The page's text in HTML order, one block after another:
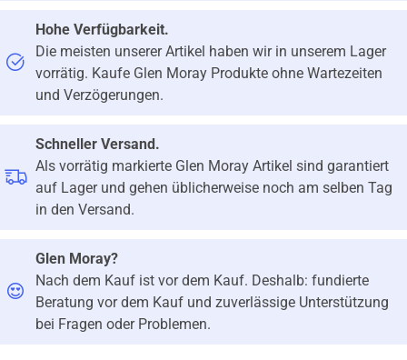
Hohe Verfügbarkeit.
Die meisten unserer Artikel haben wir in unserem Lager
vorrätig. Kaufe Glen Moray Produkte ohne Wartezeiten
und Verzögerungen.
Schneller Versand.
Als vorrätig markierte Glen Moray Artikel sind garantiert
auf Lager und gehen üblicherweise noch am selben Tag
in den Versand.
Glen Moray?
Nach dem Kauf ist vor dem Kauf. Deshalb: fundierte
Beratung vor dem Kauf und zuverlässige Unterstützung
bei Fragen oder Problemen.